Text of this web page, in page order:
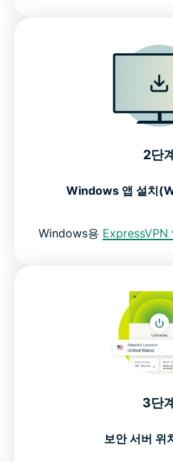
2단
Windows 앱 설치
Windows용 ExpressVPN
3단
보안 서버 위